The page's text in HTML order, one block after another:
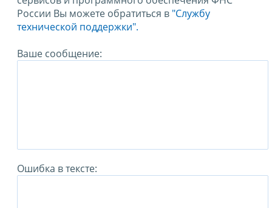
России Вы можете обратиться в "Службу
технической поддержки".
Ваше сообщение:
Ошибка в тексте: